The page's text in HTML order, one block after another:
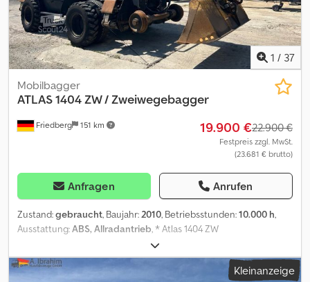
1 / 37
Friedberg 151 km
Mobilbagger
ATLAS1404 ZW / Zweiwegebagger
19.900 €22.900 €
Festpreis zzgl. MwSt.
(23.681 € brutto)
Anfragen Anrufen
Zustand:gebraucht, Baujahr:2010, Betriebsstunden:10.000 h,
Ausstattung:ABS, Allradantrieb, * Atlas 1404 ZW
Zweiwegebagger * Bj: 2010 * Bst: 10.000 h * hydr. Pratzen
Crodpfjzf T N Hsx Akwjf * Rückfahrkamera * mehr Bilder und
Videos per Whatsapp * Angaben ohne Gewähr und Kleinanzeige